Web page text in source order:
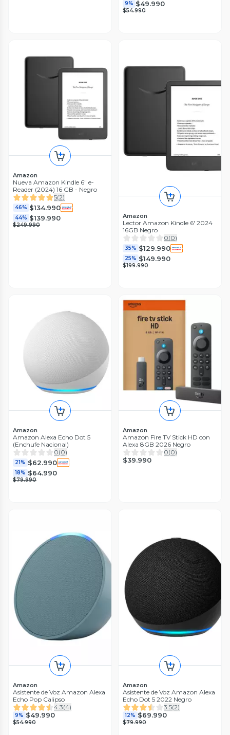
9% $49.990
$54.990
Amazon
Nueva Amazon Kindle 6" e-
Reader (2024) 16 GB - Negro
5(2)
46% $134.990
44% $139.990
$249.990
Amazon
Lector Amazon Kindle 6' 2024
16GB Negro
0(0)
35% $129.990
25% $149.990
$199.990
Amazon
Amazon Alexa Echo Dot 5
(Enchufe Nacional)
0(0)
21% $62.990
18% $64.990
$79.990
Amazon
Amazon Fire TV Stick HD con
Alexa 8GB 2026 Negro
0(0)
$39.990
Amazon
Asistente de Voz Amazon Alexa
Echo Pop Calipso
4.3(4)
9% $49.990
$54.990
Amazon
Asistente de Voz Amazon Alexa
Echo Dot 5 2022 Negro
3.5(2)
12% $69.990
$79.990